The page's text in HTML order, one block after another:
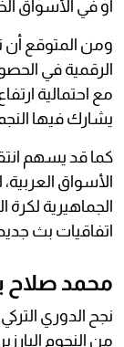
أو في الأسواق
ومن المتوقع أن
الرقمية في
مع احتمالية
يشارك فيها
كما قد يسهم
الأسواق
الجماهيرية لكرة
اتفاقيات بث
محمد صلاح
نجح الدوري
من النجوم